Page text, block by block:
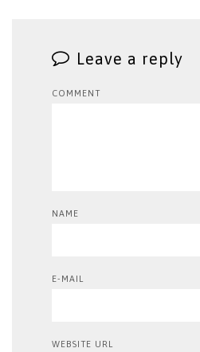
Leave a reply
COMMENT
NAME
E-MAIL
WEBSITE URL